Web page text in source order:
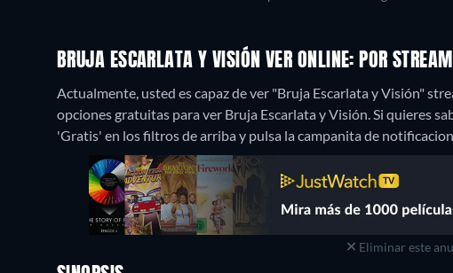
BRUJA ESCARLATA Y VISIÓN VER ONLINE: POR
Actualmente, usted es capaz de ver "Bruja Escarlata y Visión"
opciones gratuitas para ver Bruja Escarlata y Visión. Si quieres
'Gratis' en los filtros de arriba y pulsa la campanita de
Eliminar este